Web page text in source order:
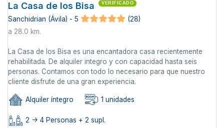
La Casa de los Bisa VERIFICADO
Sanchidrian (Ávila) - 5
(28)
a 28.0 km.
La Casa de los Bisa es una encantadora casa recientemente
rehabilitada. De alquiler integro y con capacidad hasta seis
personas. Contamos con todo lo necesario para que nuestro
cliente disfrute de una gran experiencia.
Alquiler íntegro 1 unidades
2 -> 4 Personas + 2 supl.